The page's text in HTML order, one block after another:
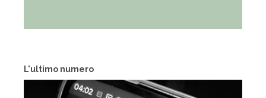
L'ultimo numero